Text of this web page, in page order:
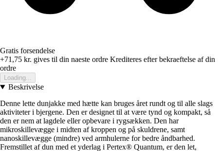
Gratis forsendelse
+71,75 kr. gives til din naeste ordre Krediteres efter bekraeftelse af din
ordre
Loading...
Beskrivelse
Denne lette dunjakke med hætte kan bruges året rundt og til alle slags
aktiviteter i bjergene. Den er designet til at være tynd og kompakt, så
den er nem at lagdele eller opbevare i rygsækken. Den har
mikroskillevægge i midten af kroppen og på skuldrene, samt
nanoskillevægge (mindre) ved armhulerne for bedre åndbarhed.
Fremstillet af dun med et yderlag i Pertex® Quantum, er den let,